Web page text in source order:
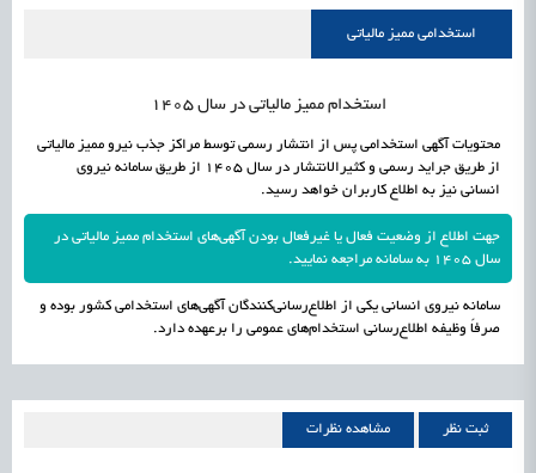
اشتغال و کارآفرینی رسیدن مجوز ایجاد «سندباکس» به نهادهای توسعه‌ای و صنفیاستخدامی ممیز مالیاتی
استخدام ممیز مالیاتی در سال 1405
محتویات آگهی استخدامی پس از انتشار رسمی توسط مراکز جذب نیرو ممیز مالیاتی
از طریق جراید رسمی و کثیرالانتشار در سال 1405 از طریق سامانه نیروی
انسانی نیز به اطلاع کاربران خواهد رسید.
جهت اطلاع از وضعیت فعال یا غیرفعال بودن آگهی‌های استخدام ممیز مالیاتی در
سال 1405 به سامانه مراجعه نمایید.
سامانه نیروی انسانی یکی از اطلاع‌رسانی‌کنندگان آگهی‌های استخدامی کشور بوده و
صرفاً وظیفه اطلاع‌رسانی استخدام‌های عمومی را برعهده دارد.
ثبت نظر مشاهده نظرات